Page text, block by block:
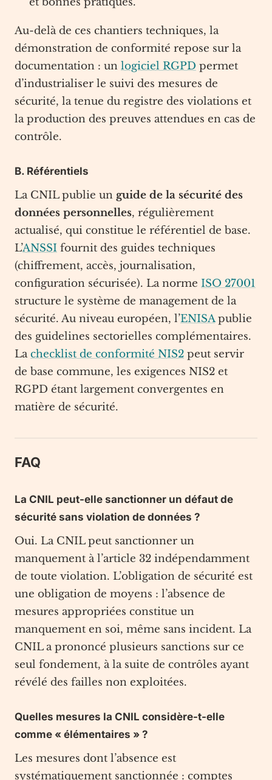
Au-delà de ces chantiers techniques, la
démonstration de conformité repose sur la
documentation : un logiciel RGPD permet
d’industrialiser le suivi des mesures de
sécurité, la tenue du registre des violations et
la production des preuves attendues en cas de
contrôle.
B. Référentiels
La CNIL publie un guide de la sécurité des
données personnelles, régulièrement
actualisé, qui constitue le référentiel de base.
L’ANSSI fournit des guides techniques
(chiffrement, accès, journalisation,
configuration sécurisée). La norme ISO 27001
structure le système de management de la
sécurité. Au niveau européen, l’ENISApublie
des guidelines sectorielles complémentaires.
Lachecklist de conformité NIS2 peut servir
de base commune, les exigences NIS2 et
RGPD étant largement convergentes en
matière de sécurité.
FAQ
La CNIL peut-elle sanctionner un défaut de
sécurité sans violation de données ?
Oui. La CNIL peut sanctionner un
manquement à l’article 32 indépendamment
de toute violation. L’obligation de sécurité est
une obligation de moyens : l’absence de
mesures appropriées constitue un
manquement en soi, même sans incident. La
CNIL a prononcé plusieurs sanctions sur ce
seul fondement, à la suite de contrôles ayant
révélé des failles non exploitées.
Quelles mesures la CNIL considère-t-elle
comme « élémentaires » ?
Les mesures dont l’absence est
systématiquement sanctionnée : comptes